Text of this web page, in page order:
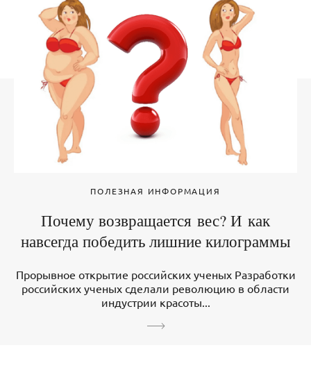
ПОЛЕЗНАЯ ИНФОРМАЦИЯ
Почему возвращается вес? И как
навсегда победить лишние килограммы
Прорывное открытие российских ученых Разработки
российских ученых сделали революцию в области
индустрии красоты...